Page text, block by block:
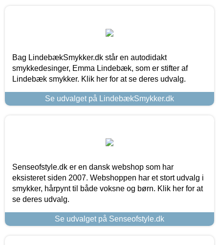
Bag LindebækSmykker.dk står en autodidakt
smykkedesinger, Emma Lindebæk, som er stifter af
Lindebæk smykker. Klik her for at se deres udvalg.
Se udvalget på LindebækSmykker.dk
Senseofstyle.dk er en dansk webshop som har
eksisteret siden 2007. Webshoppen har et stort udvalg i
smykker, hårpynt til både voksne og børn. Klik her for at
se deres udvalg.
Se udvalget på Senseofstyle.dk